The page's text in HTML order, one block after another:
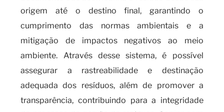
origem até o destino final, garantindo o
cumprimento das normas ambientais e a
mitigação de impactos negativos ao meio
ambiente. Através desse sistema, é possível
assegurar a rastreabilidade e destinação
adequada dos resíduos, além de promover a
transparência, contribuindo para a integridade